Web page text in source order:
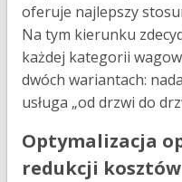
oferuje najlepszy
Na tym kierunku
każdej kategorii
dwóch wariantach:
usługa „od drzwi do
Optymalizacja
redukcji kosztów